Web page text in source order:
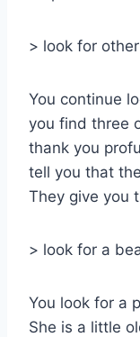
> look for
You continue
you find three
thank you
tell you that
They give you
> look for a
You look for a
She is a little